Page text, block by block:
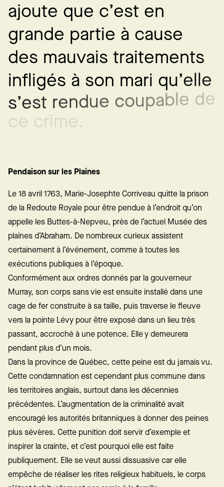
ajoute que c’est en
grande partie à cause
des mauvais traitements
infligés à son mari qu’elle
s’est rendue coupable de
ce crime.
Pendaison sur les Plaines
Le 18 avril 1763, Marie-Josephte Corriveau quitte la prison
de la Redoute Royale pour être pendue à l’endroit qu’on
appelle les Buttes-à-Nepveu, près de l’actuel Musée des
plaines d’Abraham. De nombreux curieux assistent
certainement à l’événement, comme à toutes les
exécutions publiques à l’époque.
Conformément aux ordres donnés par la gouverneur
Murray, son corps sans vie est ensuite installé dans une
cage de fer construite à sa taille, puis traverse le fleuve
vers la pointe Lévy pour être exposé dans un lieu très
passant, accroché à une potence. Elle y demeurera
pendant plus d’un mois.
Dans la province de Québec, cette peine est du jamais vu.
Cette condamnation est cependant plus commune dans
les territoires anglais, surtout dans les décennies
précédentes. L’augmentation de la criminalité avait
encouragé les autorités britanniques à donner des peines
plus sévères. Cette punition doit servir d’exemple et
inspirer la crainte, et c’est pourquoi elle est faite
publiquement. Elle se veut aussi dissuasive car elle
empêche de réaliser les rites religieux habituels, le corps